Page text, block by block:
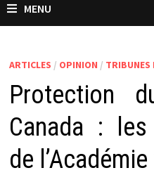
MENU
ARTICLES / OPINION / TRIBUNES
Protection
Canada :
de